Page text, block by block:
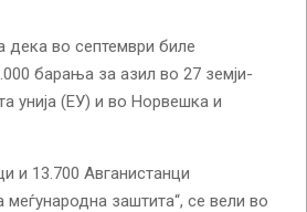
дека во септември биле
барања за азил во 27 земји-
унија (ЕУ) и во Норвешка и
и 13.700 Авганистанци
заштита“, се вели во